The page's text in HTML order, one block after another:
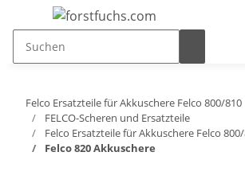
Felco Ersatzteile für Akkuschere Felco 800/810
FELCO-Scheren und Ersatzteile
Felco Ersatzteile für Akkuschere Felco
Felco 820 Akkuschere